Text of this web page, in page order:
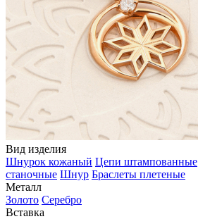
Вид изделия
Шнурок кожаный Цепи штампованные
станочные Шнур Браслеты плетеные
Металл
Золото Серебро
Вставка